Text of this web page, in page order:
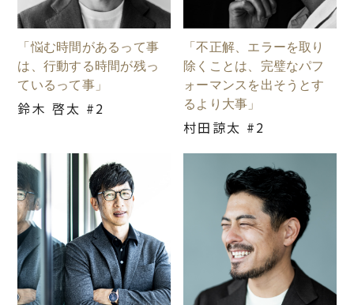
「悩む時間があるって事
は、行動する時間が残っ
ているって事」
鈴木 啓太 #2
「不正解、エラーを取り
除くことは、完璧なパフ
ォーマンスを出そうとす
るより大事」
村田諒太 #2